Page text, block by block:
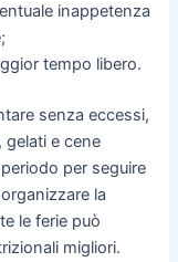
inappetenza
tempo libero.
senza eccessi,
gelati e cene
per seguire
la
le ferie può
migliori.